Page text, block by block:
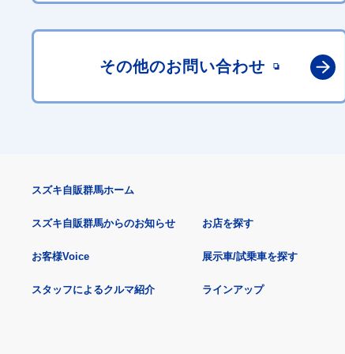
その他のお問い合わせ
スズキ自販群馬ホーム
スズキ自販群馬からのお知らせ
お客様Voice
スタッフによるクルマ紹介
お店を探す
展示車/試乗車を探す
ラインアップ